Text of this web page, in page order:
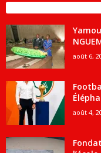
août 6,
août 4,